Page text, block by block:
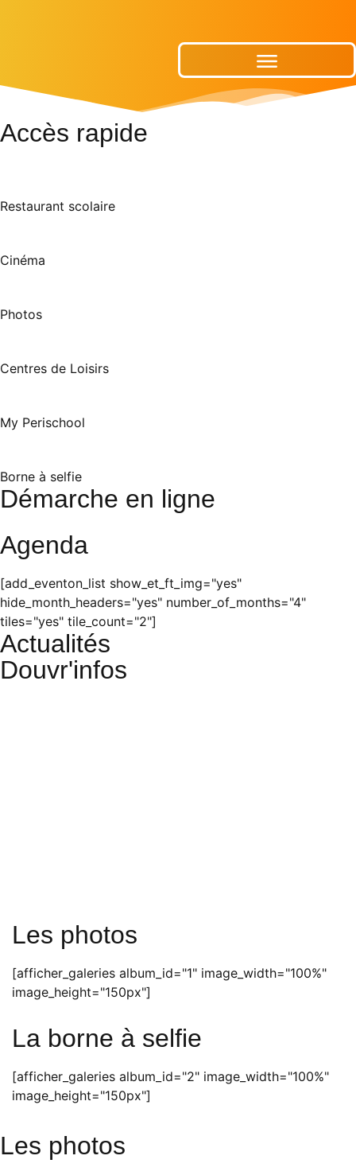
Accès rapide
Restaurant scolaire
Cinéma
Photos
Centres de Loisirs
My Perischool
Borne à selfie
Démarche en ligne
Agenda
[add_eventon_list show_et_ft_img="yes"
hide_month_headers="yes" number_of_months="4"
tiles="yes" tile_count="2"]
Actualités
Douvr'infos
Les photos
[afficher_galeries album_id="1" image_width="100%"
image_height="150px"]
La borne à selfie
[afficher_galeries album_id="2" image_width="100%"
image_height="150px"]
Les photos